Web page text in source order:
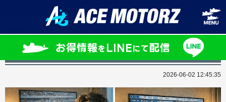
コラム一覧 競艇の単勝で生活できる？数字の現実から負け
競艇の単勝で生活できる？数字の現実から負け
を減らす勝率アップ術！
2026-06-02 12:45:35